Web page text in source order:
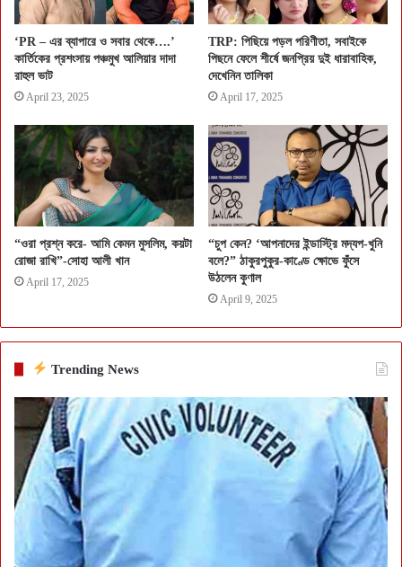
‘PR – এর ব্যাপারে ও সবার থেকে….’
কার্তিকের প্রশংসায় পঞ্চমুখ আলিয়ার দাদা
রাহুল ভাট
April 23, 2025
TRP: পিছিয়ে পড়ল পরিণীতা, সবাইকে
পিছনে ফেলে শীর্ষে জনপ্রিয় দুই ধারাবাহিক,
দেখেনিন তালিকা
April 17, 2025
“ওরা প্রশ্ন করে- আমি কেমন মুসলিম, কয়টা
রোজা রাখি”-সোহা আলী খান
April 17, 2025
“চুপ কেন? ‘আপনাদের ইন্ডাস্ট্রি মদ্যপ-খুনি
বলে?” ঠাকুরপুকুর-কাণ্ডে ক্ষোভে ফুঁসে
উঠলেন কুণাল
April 9, 2025
Trending News